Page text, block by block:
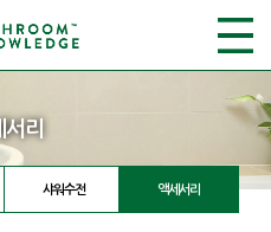
서리
샤워수전 액세서리